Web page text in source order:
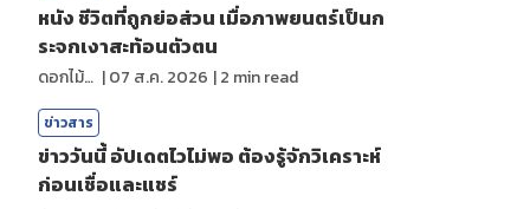
หนัง ชีวิตที่ถูกย่อส่วน เมื่อภาพยนตร์เป็นก
ระจกเงาสะท้อนตัวตน
ดอกไม้กับสายน้ำ |07 ส.ค. 2026 |2 min read
ข่าวสาร
ข่าววันนี้ อัปเดตไวไม่พอ ต้องรู้จักวิเคราะห์
ก่อนเชื่อและแชร์